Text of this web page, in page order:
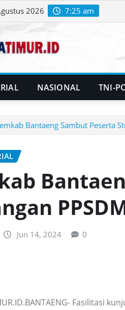
2026 7:25 am
NASIONAL TNI-
Bantaeng Sambut Peserta
Jun 14, 2024 0
Fasilitasi